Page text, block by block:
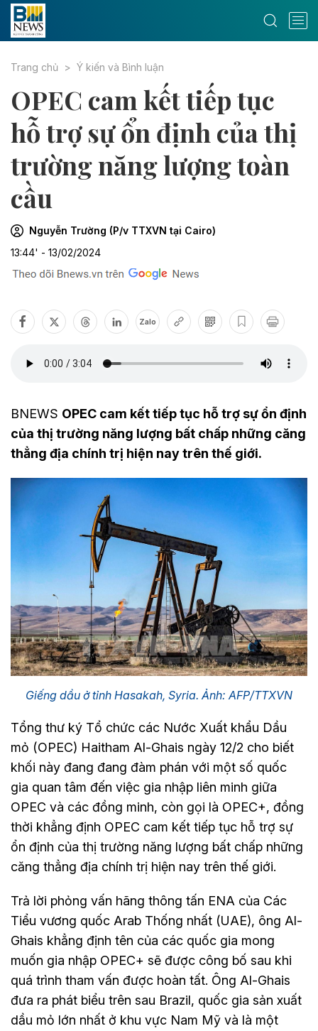
Trang chủ Ý kiến và Bình luận
OPEC cam kết tiếp tục
hỗ trợ sự ổn định của thị
trường năng lượng toàn
cầu
Nguyễn Trường (P/v TTXVN tại Cairo)
13:44' - 13/02/2024
Zalo
BNEWS OPEC cam kết tiếp tục hỗ trợ sự ổn định
của thị trường năng lượng bất chấp những căng
thẳng địa chính trị hiện nay trên thế giới.
Giếng dầu ở tỉnh Hasakah, Syria. Ảnh: AFP/TTXVN
Tổng thư ký Tổ chức các Nước Xuất khẩu Dầu
mỏ (OPEC) Haitham Al-Ghais ngày 12/2 cho biết
khối này đang đang đàm phán với một số quốc
gia quan tâm đến việc gia nhập liên minh giữa
OPEC và các đồng minh, còn gọi là OPEC+, đồng
thời khẳng định OPEC cam kết tiếp tục hỗ trợ sự
ổn định của thị trường năng lượng bất chấp những
căng thẳng địa chính trị hiện nay trên thế giới.
Trả lời phỏng vấn hãng thông tấn ENA của Các
Tiểu vương quốc Arab Thống nhất (UAE), ông Al-
Ghais khẳng định tên của các quốc gia mong
muốn gia nhập OPEC+ sẽ được công bố sau khi
quá trình tham vấn được hoàn tất. Ông Al-Ghais
đưa ra phát biểu trên sau Brazil, quốc gia sản xuất
dầu mỏ lớn nhất ở khu vực Nam Mỹ và là một